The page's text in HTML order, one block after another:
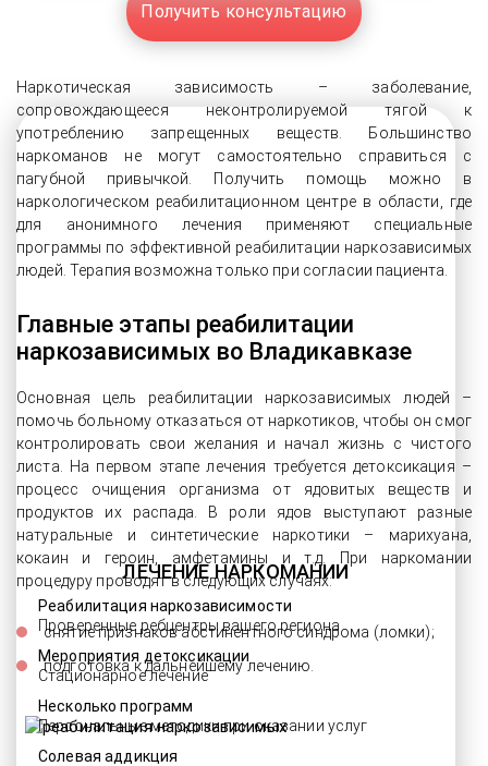
Получить консультацию
ЛЕЧЕНИЕ НАРКОМАНИИ
Реабилитация наркозависимости
Проверенные ребцентры вашего региона
Мероприятия детоксикации
Стационарное лечение
Несколько программ
Персональные методики при оказании услуг
Солевая аддикция
Наркотическая зависимость – заболевание,
сопровождающееся неконтролируемой тягой к
употреблению запрещенных веществ. Большинство
наркоманов не могут самостоятельно справиться с
пагубной привычкой. Получить помощь можно в
наркологическом реабилитационном центре в области, где
для анонимного лечения применяют специальные
программы по эффективной реабилитации наркозависимых
людей. Терапия возможна только при согласии пациента.
Главные этапы реабилитации
наркозависимых во Владикавказе
Основная цель реабилитации наркозависимых людей –
помочь больному отказаться от наркотиков, чтобы он смог
контролировать свои желания и начал жизнь с чистого
листа. На первом этапе лечения требуется детоксикация –
процесс очищения организма от ядовитых веществ и
продуктов их распада. В роли ядов выступают разные
натуральные и синтетические наркотики – марихуана,
кокаин и героин, амфетамины и т.д. При наркомании
процедуру проводят в следующих случаях:
снятие признаков абстинентного синдрома (ломки);
подготовка к дальнейшему лечению.